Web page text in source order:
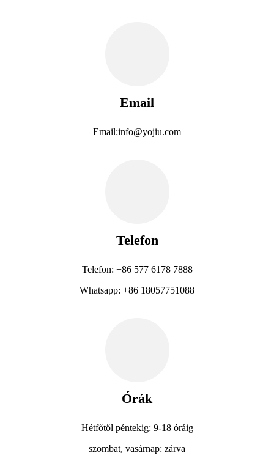
Email
Email:info@yojiu.com
Telefon
Telefon: +86 577 6178 7888
Whatsapp: +86 18057751088
Órák
Hétfőtől péntekig: 9-18 óráig
szombat, vasárnap: zárva